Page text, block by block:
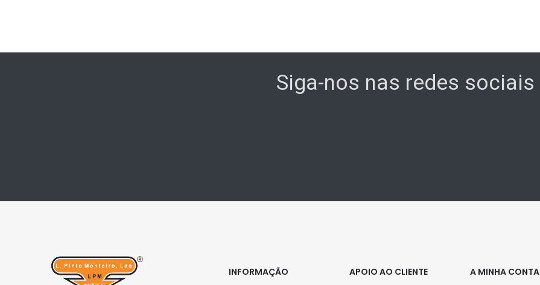
Siga-nos nas redes sociais
INFORMAÇÃO APOIO AO CLIENTE A MINHA CONTA